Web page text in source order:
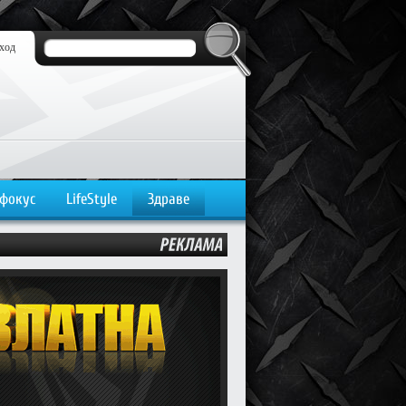
LifeStyle Здраве